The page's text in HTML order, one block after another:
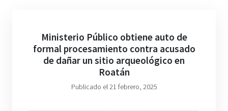
Ministerio Público obtiene auto de
formal procesamiento contra acusado
de dañar un sitio arqueológico en
Roatán
Publicado el 21 febrero, 2025